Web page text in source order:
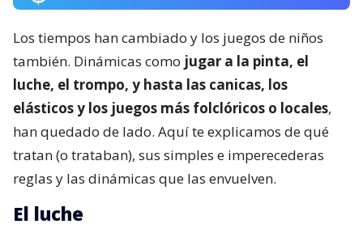
Los tiempos han cambiado y los juegos de niños
también. Dinámicas como jugar a la pinta, el
luche, el trompo, y hasta las canicas, los
elásticos y los juegos más folclóricos o locales,
han quedado de lado. Aquí te explicamos de qué
tratan (o trataban), sus simples e imperecederas
reglas y las dinámicas que las envuelven.
El luche